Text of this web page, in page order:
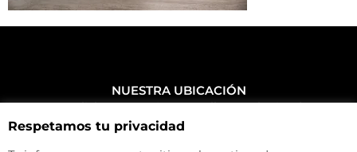
NUESTRA UBICACIÓN
Haz click aquí y mira como llegar a la tienda
CONTACTA CON NOSOTROS
+34 972 500 449
Respetamos tu privacidad